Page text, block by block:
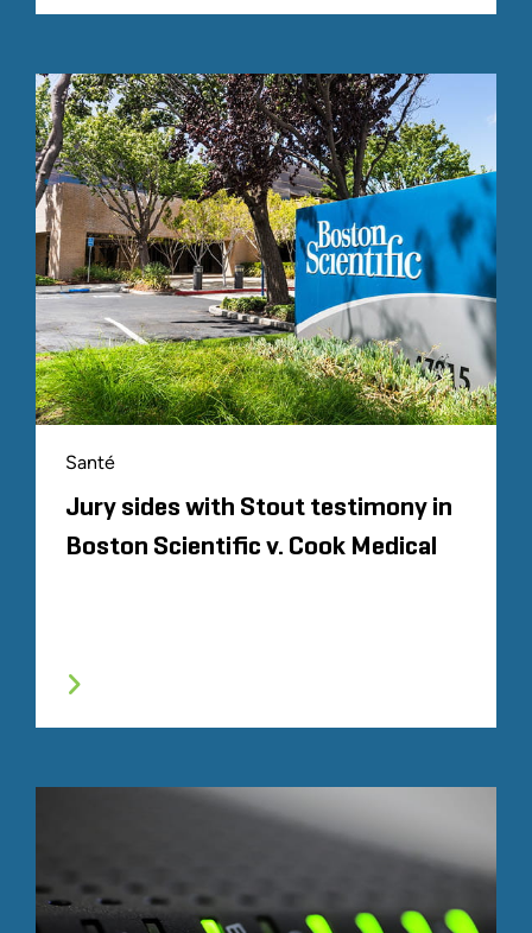
Santé
Jury sides with Stout testimony in
Boston Scientific v. Cook Medical